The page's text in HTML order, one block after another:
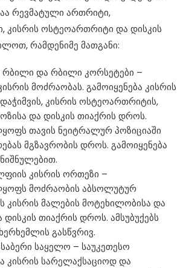
რევმატული ართრიტი,
კისრის ოსტეოართრიტი და დისკის
რამდენიმე მათგანი:
რბილი და რბილი კორსეტები –
მოძრაობას. გამოიყენება კისრის
კისრის ოსტეოართრიტის,
და დისკის თიაქრის დროს.
თავის ნეიტრალურ პოზიციაში
მგზავრობის დროს. გამოიყენება
კისრის ორთეზი –
მოძრაობის აბსოლუტურ
კისრის მალების მოტეხილობისა და
თიაქრის დროს. ამსუბუქებს
გასწვრივ.
საყელო – საუკეთესო
კისრის სარელაქსაციოდ და